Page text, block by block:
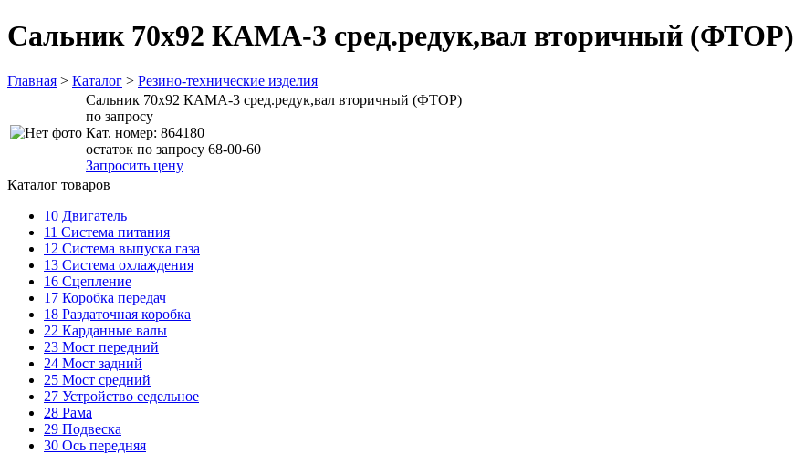
Сальник 70х92 КАМА-3 сред.редук,вал вторичный (ФТОР)
Главная > Каталог > Резино-технические изделия
Сальник 70х92 КАМА-3 сред.редук,вал вторичный (ФТОР)
по запросу
Кат. номер: 864180
остаток по запросу 68-00-60
Запросить цену
Каталог товаров
10 Двигатель
11 Система питания
12 Система выпуска газа
13 Система охлаждения
16 Сцепление
17 Коробка передач
18 Раздаточная коробка
22 Карданные валы
23 Мост передний
24 Мост задний
25 Мост средний
27 Устройство седельное
28 Рама
29 Подвеска
30 Ось передняя